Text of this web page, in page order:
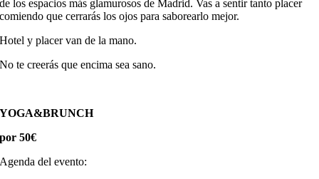
de los espacios más glamurosos de Madrid. Vas a sentir tanto placer
comiendo que cerrarás los ojos para saborearlo mejor.
Hotel y placer van de la mano.
No te creerás que encima sea sano.
YOGA&BRUNCH
por 50€
Agenda del evento: